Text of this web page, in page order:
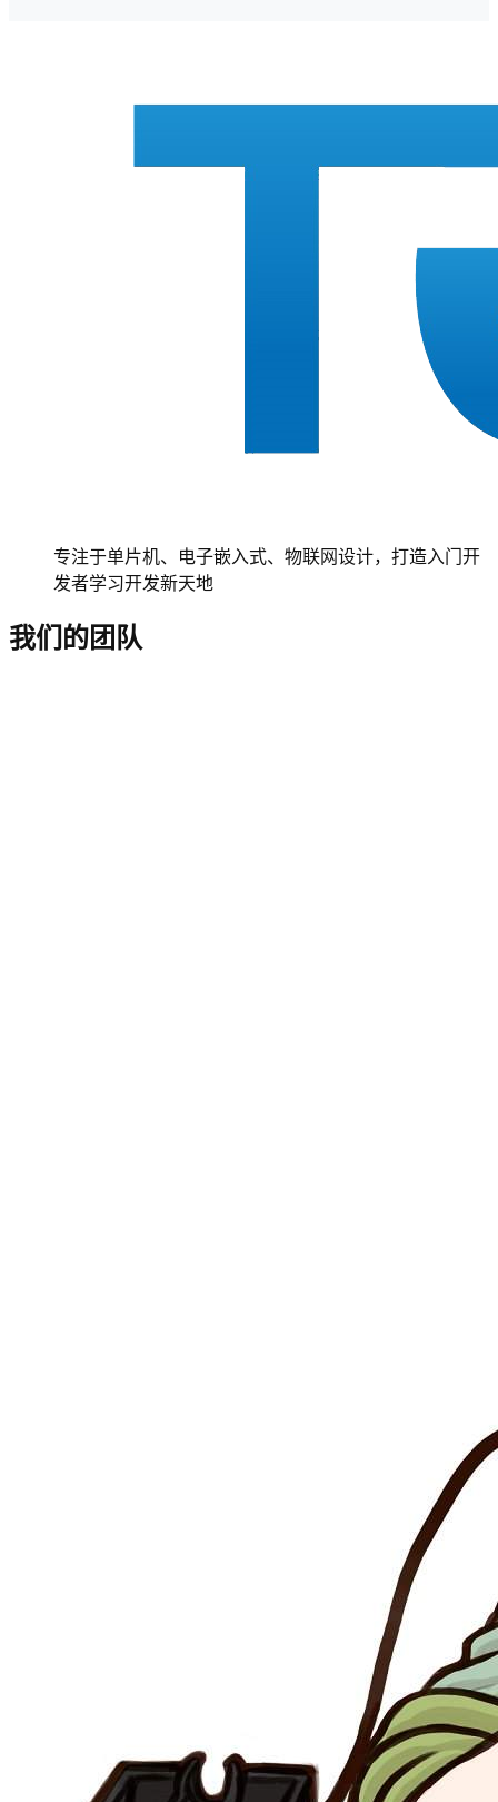
专注于单片机、电子嵌入式、物联网设计，打造入门开
发者学习开发新天地
我们的团队